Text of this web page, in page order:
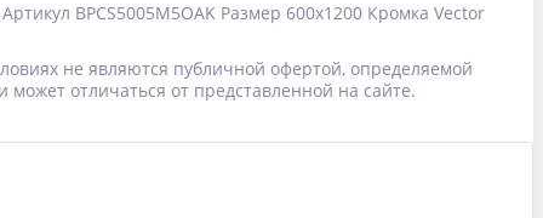
Артикул BPCS5005M5OAK Размер 600x1200 Кромка Vector
не являются публичной офертой, определяемой
отличаться от представленной на сайте.